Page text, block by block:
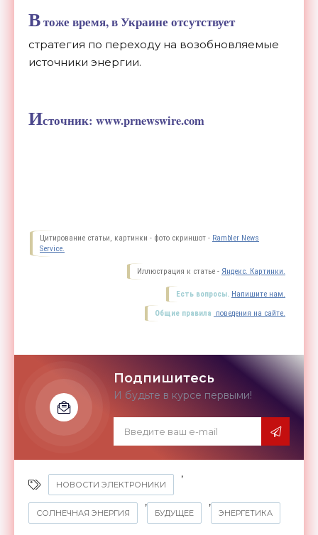
Втоже время, вУкраине отсутствует
стратегия по переходу на возобновляемые
источники энергии.
Источник: www.prnewswire.com
Цитирование статьи, картинки - фото скриншот - Rambler News
Service.
Иллюстрация к статье - Яндекс. Картинки.
Есть вопросы. Напишите нам.
Общие правила поведения на сайте.
Подпишитесь
И будьте в курсе первыми!
НОВОСТИ ЭЛЕКТРОНИКИ
,
СОЛНЕЧНАЯ ЭНЕРГИЯ
,
БУДУЩЕЕ
,
ЭНЕРГЕТИКА